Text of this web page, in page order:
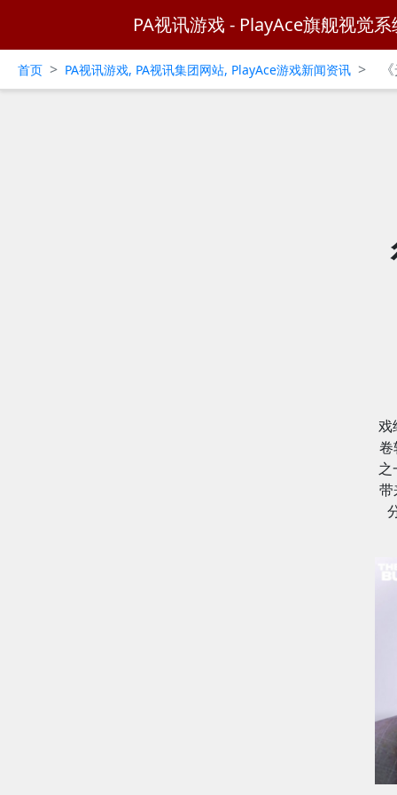
PA视讯游戏 - PlayAce旗舰视觉系
首页 > PA视讯游戏, PA视讯集团网站, PlayAce游戏新闻资讯 >
戏
卷
带